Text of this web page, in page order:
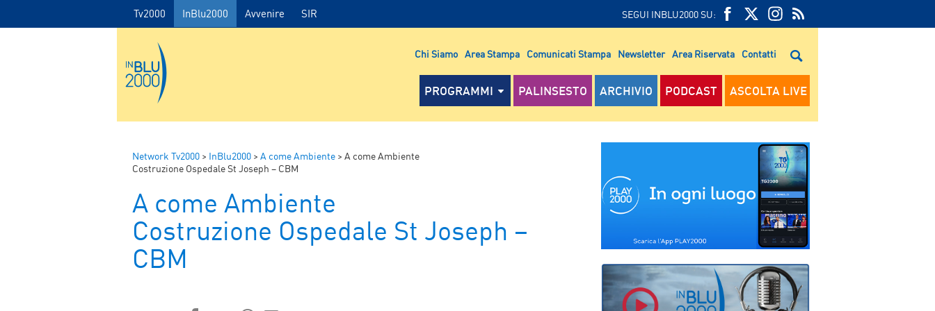
Tv2000 InBlu2000 Avvenire SIR SEGUI INBLU2000 SU:
FEED
RSS
RSS
Chi Siamo Area Stampa Comunicati Stampa Newsletter Area Riservata Contatti
PROGRAMMI PALINSESTO ARCHIVIO PODCAST ASCOLTA LIVE
Network Tv2000 > InBlu2000 > A come Ambiente > A come Ambiente
Costruzione Ospedale St Joseph – CBM
A come Ambiente
Costruzione Ospedale St Joseph –
CBM